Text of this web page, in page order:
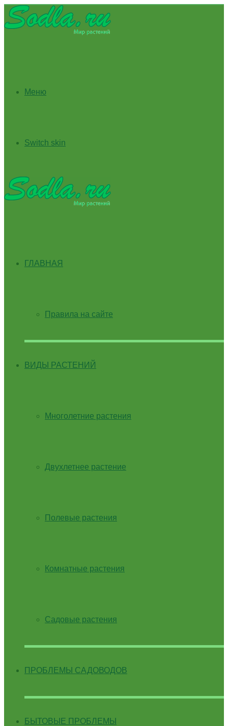
Меню
Switch skin
ГЛАВНАЯ
Правила на сайте
ВИДЫ РАСТЕНИЙ
Многолетние растения
Двухлетнее растение
Полевые растения
Комнатные растения
Садовые растения
ПРОБЛЕМЫ САДОВОДОВ
БЫТОВЫЕ ПРОБЛЕМЫ